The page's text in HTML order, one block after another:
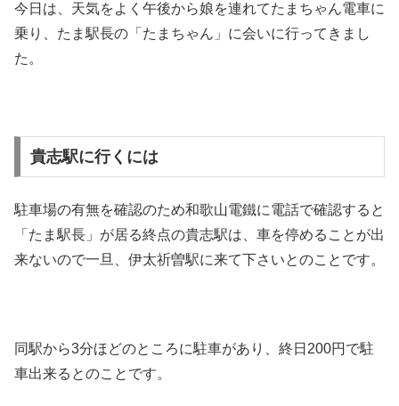
今日は、天気をよく午後から娘を連れてたまちゃん電車に
乗り、たま駅長の「たまちゃん」に会いに行ってきまし
た。
貴志駅に行くには
駐車場の有無を確認のため和歌山電鐵に電話で確認すると
「たま駅長」が居る終点の貴志駅は、車を停めることが出
来ないので一旦、伊太祈曽駅に来て下さいとのことです。
同駅から3分ほどのところに駐車があり、終日200円で駐
車出来るとのことです。